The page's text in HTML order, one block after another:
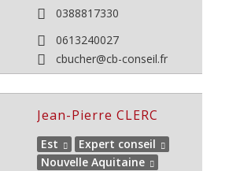
0388817330
0613240027
cbucher@cb-conseil.fr
Jean-Pierre CLERC
Est
Expert conseil
Nouvelle Aquitaine